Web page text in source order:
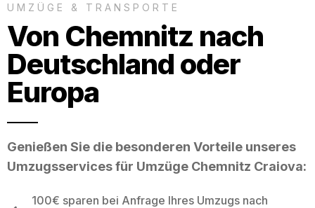
UMZÜGE & TRANSPORTE
Von Chemnitz nach
Deutschland oder
Europa
Genießen Sie die besonderen Vorteile unseres
Umzugsservices für Umzüge Chemnitz Craiova:
100€ sparen bei Anfrage Ihres Umzugs nach